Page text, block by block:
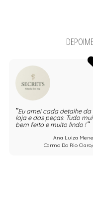
Eu amei cada detalhe da
loja e das peças. Tudo
bem feito e muito lindo !
Ana Luiza
Carmo Do Rio